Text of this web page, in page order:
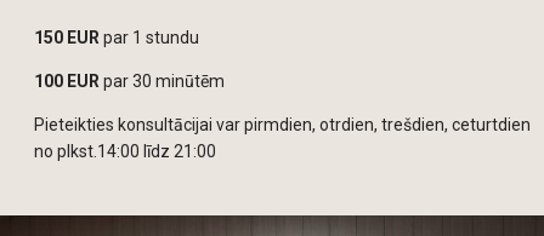
150 EUR par 1 stundu
100 EUR par 30 minūtēm
Pieteikties konsultācijai var pirmdien, otrdien, trešdien, ceturtdien
no plkst.14:00 līdz 21:00